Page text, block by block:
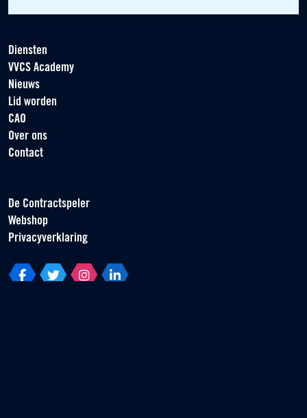
Diensten
VVCS Academy
Nieuws
Lid worden
CAO
Over ons
Contact
De Contractspeler
Webshop
Privacyverklaring